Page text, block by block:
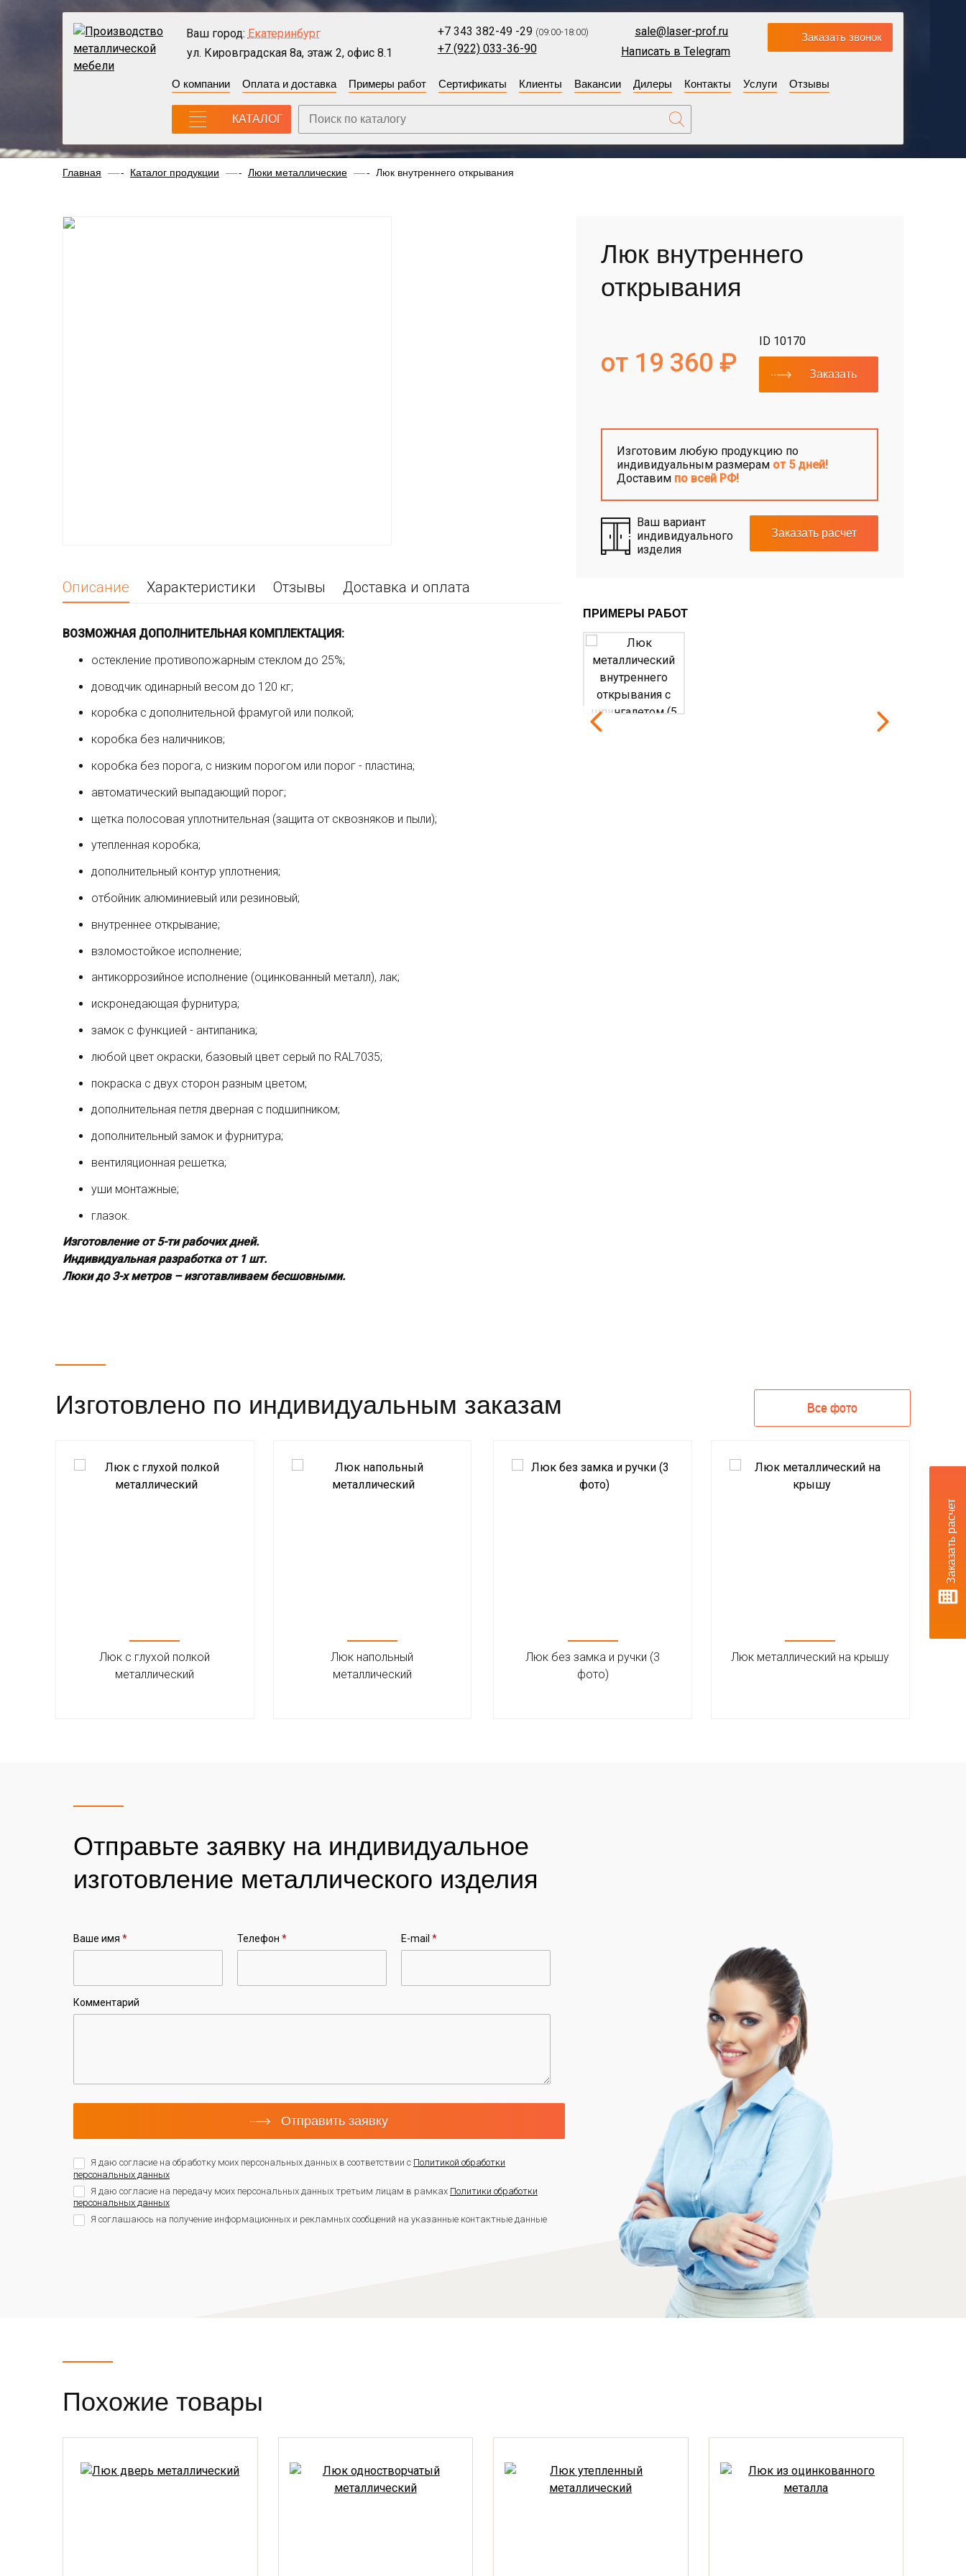
Заказать расчет
Ваш город: Екатеринбург
ул. Кировградская 8а, этаж 2, офис 8.1
+7 343 382-49 -29 (09:00-18:00)
+7 (922) 033-36-90
sale@laser-prof.ru
Написать в Telegram
Заказать звонок
О компании Оплата и доставка Примеры работ Сертификаты Клиенты Вакансии Дилеры Контакты Услуги Отзывы
КАТАЛОГ
Главная Каталог продукции Люки металлические Люк внутреннего открывания
Описание Характеристики Отзывы Доставка и оплата
ВОЗМОЖНАЯ ДОПОЛНИТЕЛЬНАЯ КОМПЛЕКТАЦИЯ:
остекление противопожарным стеклом до 25%;
доводчик одинарный весом до 120 кг;
коробка с дополнительной фрамугой или полкой;
коробка без наличников;
коробка без порога, с низким порогом или порог - пластина;
автоматический выпадающий порог;
щетка полосовая уплотнительная (защита от сквозняков и пыли);
утепленная коробка;
дополнительный контур уплотнения;
отбойник алюминиевый или резиновый;
внутреннее открывание;
взломостойкое исполнение;
антикоррозийное исполнение (оцинкованный металл), лак;
искронедающая фурнитура;
замок с функцией - антипаника;
любой цвет окраски, базовый цвет серый по RAL7035;
покраска с двух сторон разным цветом;
дополнительная петля дверная с подшипником;
дополнительный замок и фурнитура;
вентиляционная решетка;
уши монтажные;
глазок.
Изготовление от 5-ти рабочих дней.
Индивидуальная разработка от 1 шт.
Люки до 3-х метров – изготавливаем бесшовными.
Люк внутреннего
открывания
от 19 360 ₽
ID 10170
Заказать
Изготовим любую продукцию по
индивидуальным размерам от 5 дней!
Доставим по всей РФ!
Ваш вариант
индивидуального
изделия
Заказать расчет
ПРИМЕРЫ РАБОТ
Изготовлено по индивидуальным заказам
Люк с глухой полкой
металлический
Люк напольный
металлический
Люк без замка и ручки (3
фото)
Люк металлический на крышу
Все фото
Отправьте заявку на индивидуальное
изготовление металлического изделия
Ваше имя * Телефон * E-mail *
Комментарий
Отправить заявку
Я даю согласие на обработку моих персональных данных в соответствии с Политикой обработки
персональных данных
Я даю согласие на передачу моих персональных данных третьим лицам в рамках Политики обработки
персональных данных
Я соглашаюсь на получение информационных и рекламных сообщений на указанные контактные данные
Похожие товары